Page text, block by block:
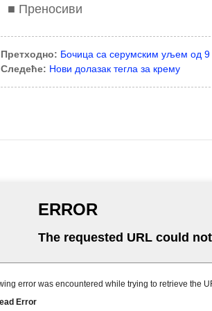
■ Преносиви
Претходно: Бочица са серумским уљем од
Следеће: Нови долазак тегла за крему